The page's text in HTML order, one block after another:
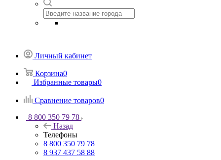
Личный кабинет
Корзина0
Избранные товары0
Сравнение товаров0
8 800 350 79 78
Назад
Телефоны
8 800 350 79 78
8 937 437 58 88